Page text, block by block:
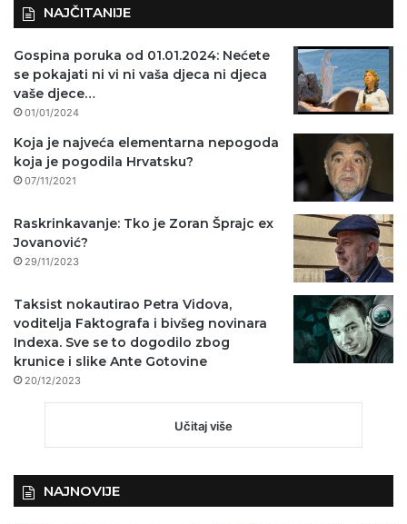
NAJČITANIJE
Gospina poruka od 01.01.2024: Nećete
se pokajati ni vi ni vaša djeca ni djeca
vaše djece…
01/01/2024
Koja je najveća elementarna nepogoda
koja je pogodila Hrvatsku?
07/11/2021
Raskrinkavanje: Tko je Zoran Šprajc ex
Jovanović?
29/11/2023
Taksist nokautirao Petra Vidova,
voditelja Faktografa i bivšeg novinara
Indexa. Sve se to dogodilo zbog
krunice i slike Ante Gotovine
20/12/2023
Učitaj više
NAJNOVIJE